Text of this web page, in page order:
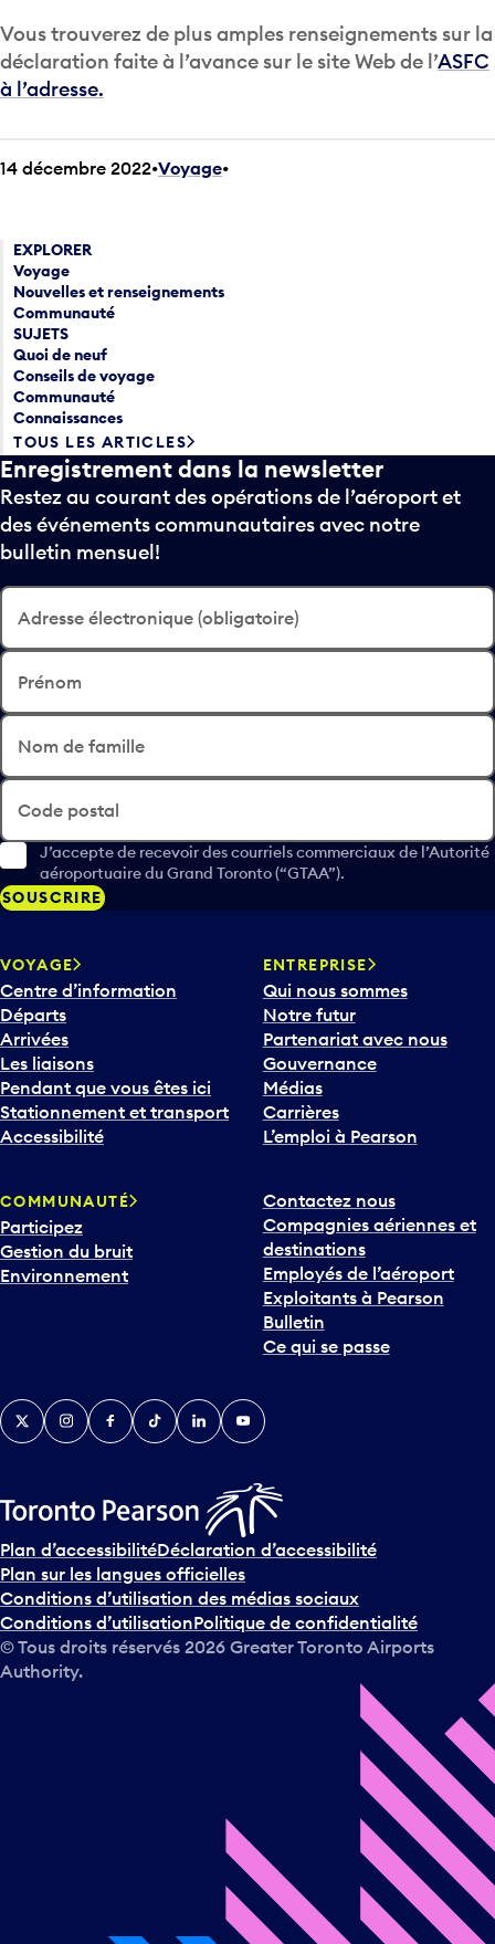
Vous trouverez de plus amples renseignements sur la
déclaration faite à l’avance sur le site Web de l’ASFC
à l’adresse.
14 décembre 2022 Voyage•
EXPLORER
Voyage
Nouvelles et renseignements
Communauté
SUJETS
Quoi de neuf
Conseils de voyage
Communauté
Connaissances
TOUS LES ARTICLES
Enregistrement dans la newsletter
Restez au courant des opérations de l’aéroport et
des événements communautaires avec notre
bulletin mensuel!
Adresse électronique (obligatoire)
Prénom
Nom de famille
Code postal
J’accepte de recevoir des courriels commerciaux de l’Autorité
aéroportuaire du Grand Toronto (“GTAA”).
SOUSCRIRE
VOYAGE
Centre d’information
Départs
Arrivées
Les liaisons
Pendant que vous êtes ici
Stationnement et transport
Accessibilité
ENTREPRISE
Qui nous sommes
Notre futur
Partenariat avec nous
Gouvernance
Médias
Carrières
L’emploi à Pearson
COMMUNAUTÉ
Participez
Gestion du bruit
Environnement
Contactez nous
Compagnies aériennes et
destinations
Employés de l’aéroport
Exploitants à Pearson
Bulletin
Ce qui se passe
TwitterInstagramFacebook
TikTokLinkedInYouTube
Plan d’accessibilitéDéclaration d’accessibilité
Plan sur les langues officielles
Conditions d’utilisation des médias sociaux
Conditions d’utilisationPolitique de confidentialité
© Tous droits réservés 2026 Greater Toronto Airports
Authority.